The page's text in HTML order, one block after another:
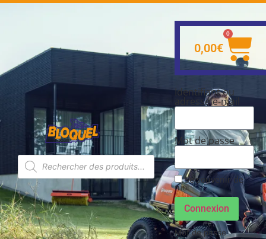
0,00€
0
Identifiant ou
adresse e-mail
Mot de passe
Se souvenir de
moi
Connexion
Mot de passe